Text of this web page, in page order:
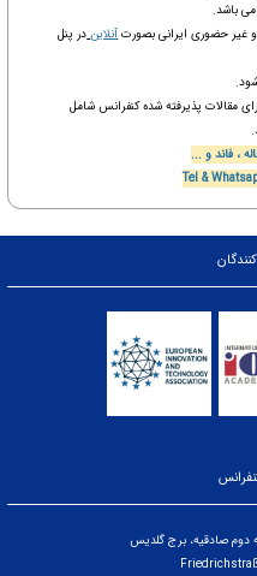
غیر حضوری ایرانی بصورتآنلاین در پنل
مقالات پذیرفته شده کنفرانس شامل
، فاند و ...
Tel &
دوم صادقیه، برج گلدیس